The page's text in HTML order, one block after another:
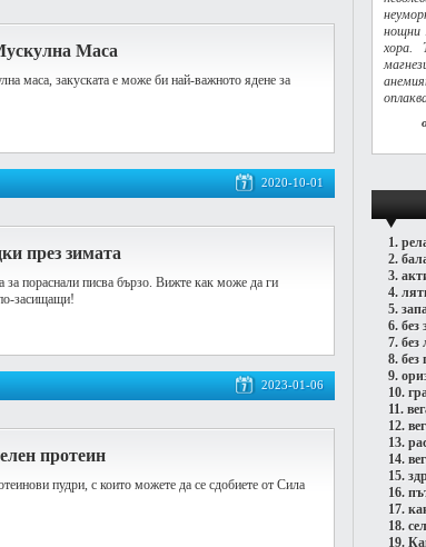
Маса
маса, закуската е може би най-важното ядене за
2020-10-01
през зимата
за пораснали писва бързо. Вижте как може да ги
засищащи!
2023-01-06
протеин
пудри, с които можете да се сдобиете от Сила
нощни
хора.
1.
2.
3.
4.
5.
6. без
7. без
8. без
9.
10.
11.
12.
13.
14.
15.
16.
17.
18.
19.